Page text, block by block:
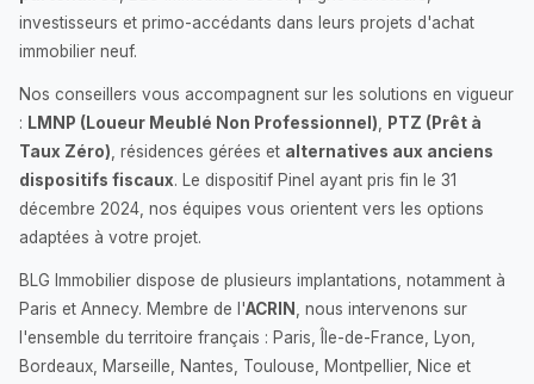
investisseurs et primo-accédants dans leurs projets d'achat
immobilier neuf.
Nos conseillers vous accompagnent sur les solutions en vigueur
: LMNP (Loueur Meublé Non Professionnel)
PTZ (Prêt à
Taux Zéro) , résidences gérées et alternatives aux anciens
dispositifs fiscaux. Le dispositif Pinel ayant pris fin le 31
décembre 2024, nos équipes vous orientent vers les options
adaptées à votre projet.
BLG Immobilier dispose de plusieurs implantations, notamment à
Paris et Annecy. Membre de l'ACRIN
, nous intervenons sur
l'ensemble du territoire français : Paris, Île-de-France, Lyon,
Bordeaux, Marseille, Nantes, Toulouse, Montpellier, Nice et